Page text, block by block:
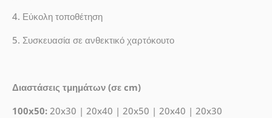
4. Εύκολη τοποθέτηση
5. Συσκευασία σε ανθεκτικό χαρτόκουτο
Διαστάσεις τμημάτων (σε cm)
100x50:20x30 | 20x40 | 20x50 | 20x40 | 20x30